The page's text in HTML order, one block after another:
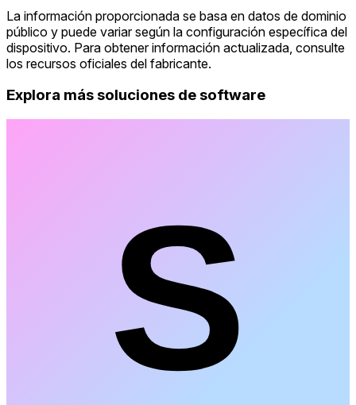
La información proporcionada se basa en datos de dominio
público y puede variar según la configuración específica del
dispositivo. Para obtener información actualizada, consulte
los recursos oficiales del fabricante.
Explora más soluciones de software